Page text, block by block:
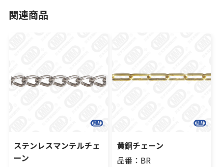
関連商品
ステンレスマンテルチェ
ーン
黄銅チェーン
品番：BR